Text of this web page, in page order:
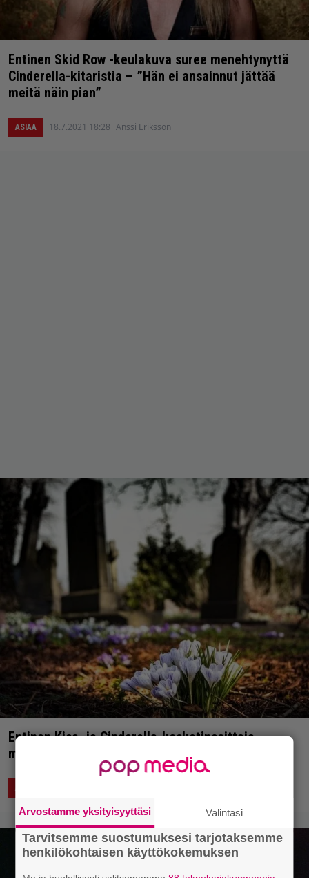
Entinen Skid Row -keulakuva suree menehtynyttä
Cinderella-kitaristia – ”Hän ei ansainnut jättää
meitä näin pian”
ASIAA 18.7.2021 18:28 Anssi Eriksson
Entinen Kiss- ja Cinderella-kosketinsoittaja
menehtyi
Arvostamme yksityisyyttäsi
Valintasi
Tarvitsemme suostumuksesi tarjotaksemme
henkilökohtaisen käyttökokemuksen